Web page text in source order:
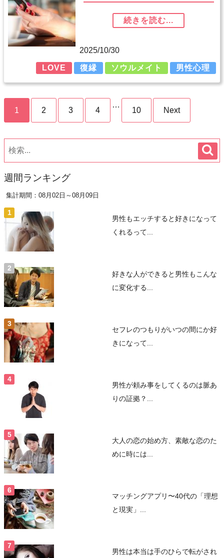
続きを読む...
2025/10/30
LOVE 復縁 ソウルメイト 男性心理
1 2 3 4
…
10 Next
週間ランキング
集計期間：08月02日～08月09日
男性もエッチすると好きになって
くれるって...
好きな人ができると男性もこんな
に変化する...
セフレのつもりがいつの間にか好
きになって...
男性が頼み事をしてくるのは脈あ
りの証拠？...
大人の恋の始め方、素敵な恋のた
めに時には...
マッチングアプリ〜40代の「理想
と現実」...
男性は本当は手のひらで転がされ